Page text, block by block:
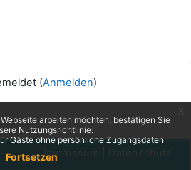
arbeiten möchten, bestätigen Sie
Nutzungsrichtlinie:
Gäste ohne persönliche Zugangsdaten
Fortsetzen
(Anmelden)
Impressum Datenschutz